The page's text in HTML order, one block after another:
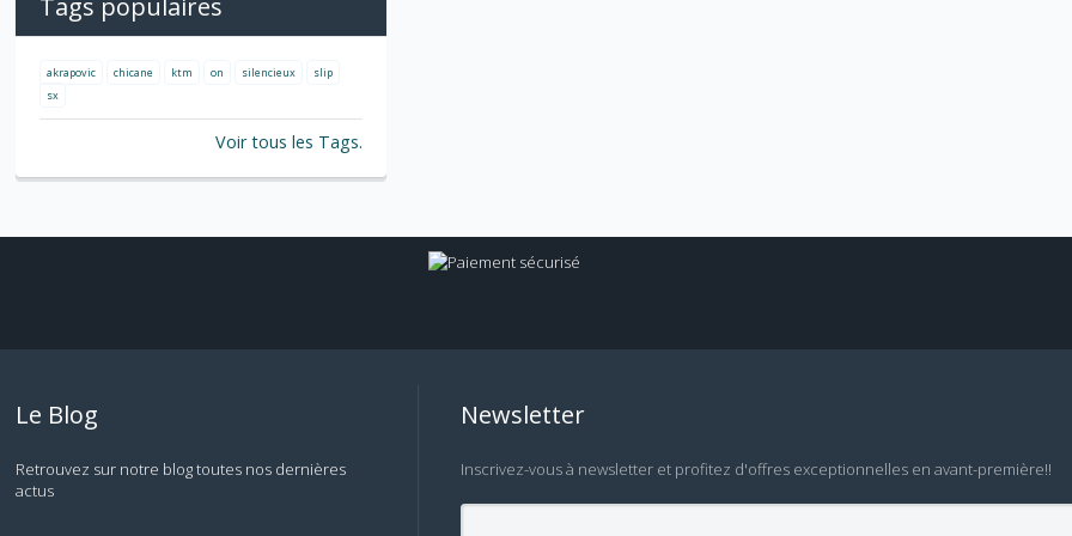
akrapovic chicane ktm on silencieux
slip
sx
Voir tous les Tags.
Le Blog
Retrouvez sur notre blog toutes nos dernières
actus
Newsletter
Inscrivez-vous à newsletter et profitez d'offres exceptionnelles en avant-première!!